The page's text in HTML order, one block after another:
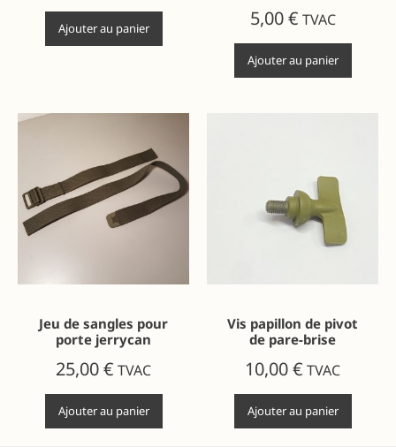
Ajouter au panier 5,00€ TVAC
Ajouter au panier
Jeu de sangles pour
porte jerrycan
25,00€ TVAC
Ajouter au panier
Vis papillon de pivot
de pare-brise
10,00€ TVAC
Ajouter au panier